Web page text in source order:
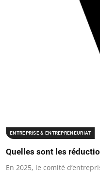
ENTREPRISE & ENTREPRENEURIAT
Quelles sont les
En 2025, le comité